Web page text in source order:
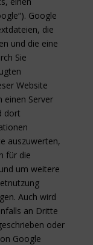
Google
die
und die eine
Sie
Website
einen Server
dort
auszuwerten,
für die
um weitere
Auch wird
an Dritte
oder
Google